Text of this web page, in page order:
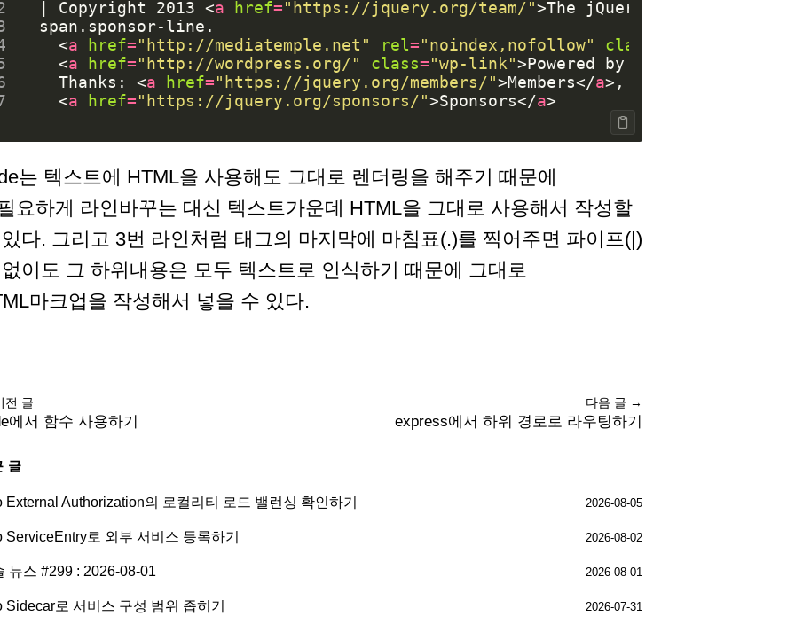
  | Copyright 2013
<a href="https://jquery.org/team/">The jQuery Foundation
<a href="http://mediatemple.net" rel="noindex,nofollow" class
<a href="http://wordpress.org/" class="wp-link">Powered by WordPress
    Thanks:
<a href="https://jquery.org/members/">Members</a>
<a href="https://jquery.org/sponsors/">Sponsors</a>
는 텍스트에 HTML을 사용해도 그대로 렌더링을 해주기 때문에
요하게 라인바꾸는 대신 텍스트가운데 HTML을 그대로 사용해서 작성할
다. 그리고 3번 라인처럼 태그의 마지막에 마침표(.)를 찍어주면 파이프(|)
이도 그 하위내용은 모두 텍스트로 인식하기 때문에 그대로
마크업을 작성해서 넣을 수 있다.
글
에서 함수 사용하기
다음 글 →
express에서 하위 경로로 라우팅하기
글
External Authorization의 로컬리티 로드 밸런싱 확인하기 2026-08-05
ServiceEntry로 외부 서비스 등록하기 2026-08-02
뉴스 #299 : 2026-08-01 2026-08-01
Sidecar로 서비스 구성 범위 좁히기 2026-07-31